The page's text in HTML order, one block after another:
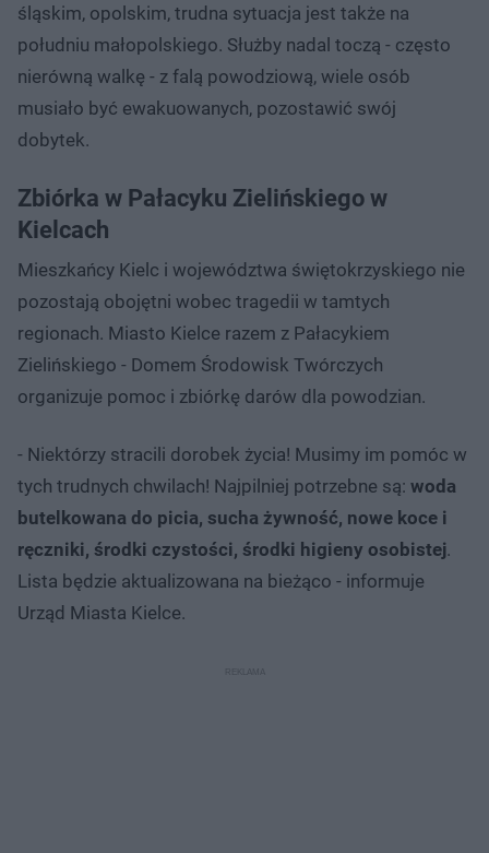
śląskim, opolskim, trudna sytuacja jest także na
południu małopolskiego. Służby nadal toczą - często
nierówną walkę - z falą powodziową, wiele osób
musiało być ewakuowanych, pozostawić swój
dobytek.
Zbiórka w Pałacyku Zielińskiego w
Kielcach
Mieszkańcy Kielc i województwa świętokrzyskiego nie
pozostają obojętni wobec tragedii w tamtych
regionach. Miasto Kielce razem z Pałacykiem
Zielińskiego - Domem Środowisk Twórczych
organizuje pomoc i zbiórkę darów dla powodzian.
- Niektórzy stracili dorobek życia! Musimy im pomóc w
tych trudnych chwilach! Najpilniej potrzebne są: woda
butelkowana do picia, sucha żywność, nowe koce i
ręczniki, środki czystości, środki higieny osobistej.
Lista będzie aktualizowana na bieżąco - informuje
Urząd Miasta Kielce.